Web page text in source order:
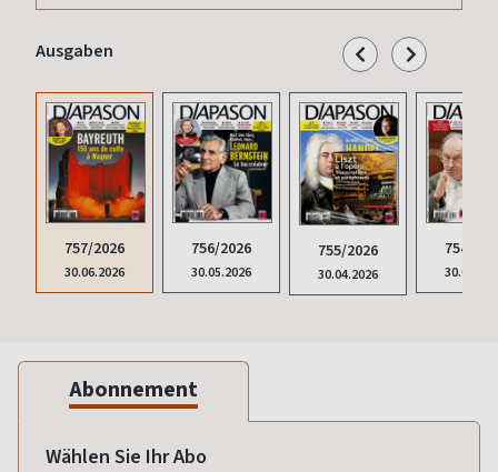
Ausgaben
757/2026
30.06.2026
756/2026
30.05.2026
755/2026
30.04.2026
754/
Abonnement
Wählen Sie Ihr Abo